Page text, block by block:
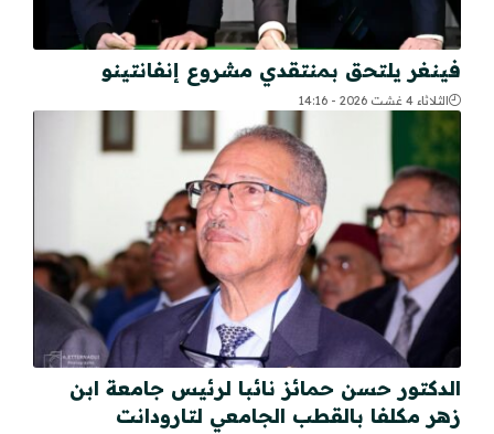
فينغر يلتحق بمنتقدي مشروع إنفانتينو
الثلاثاء 4 غشت 2026 - 14:16
الدكتور حسن حمائز نائبا لرئيس جامعة ابن
زهر مكلفا بالقطب الجامعي لتارودانت